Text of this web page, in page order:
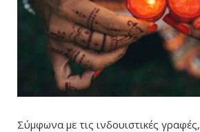
Σύμφωνα με τις ινδουιστικές